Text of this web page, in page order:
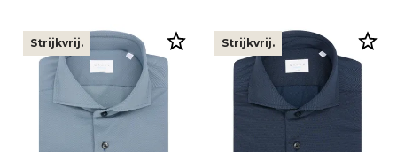
Strijkvrij. Strijkvrij.